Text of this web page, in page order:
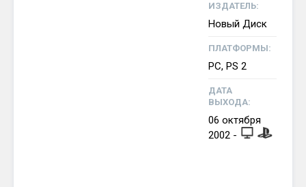
ИЗДАТЕЛЬ:
Новый Диск
ПЛАТФОРМЫ:
PC, PS 2
ДАТА
ВЫХОДА:
06 октября
2002 -